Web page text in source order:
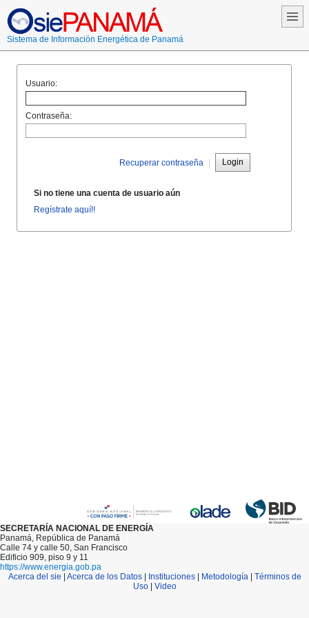
Sistema de Información Energética de Panamá
Usuario:
Contraseña:
Recuperar contraseña | Login
Si no tiene una cuenta de usuario aún
Regístrate aquí!!
SECRETARÍA NACIONAL DE ENERGÍA
Panamá, República de Panamá
Calle 74 y calle 50, San Francisco
Edificio 909, piso 9 y 11
https://www.energia.gob.pa
Acerca del sie
Acerca de los Datos| Instituciones| Metodología| Términos de
Uso| Video